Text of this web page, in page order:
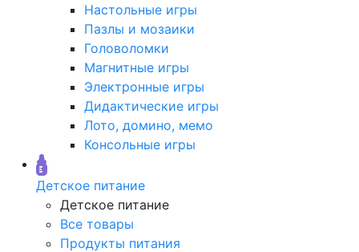
Настольные игры
Пазлы и мозаики
Головоломки
Магнитные игры
Электронные игры
Дидактические игры
Лото, домино, мемо
Консольные игры
Детское питание
Детское питание
Все товары
Продукты питания